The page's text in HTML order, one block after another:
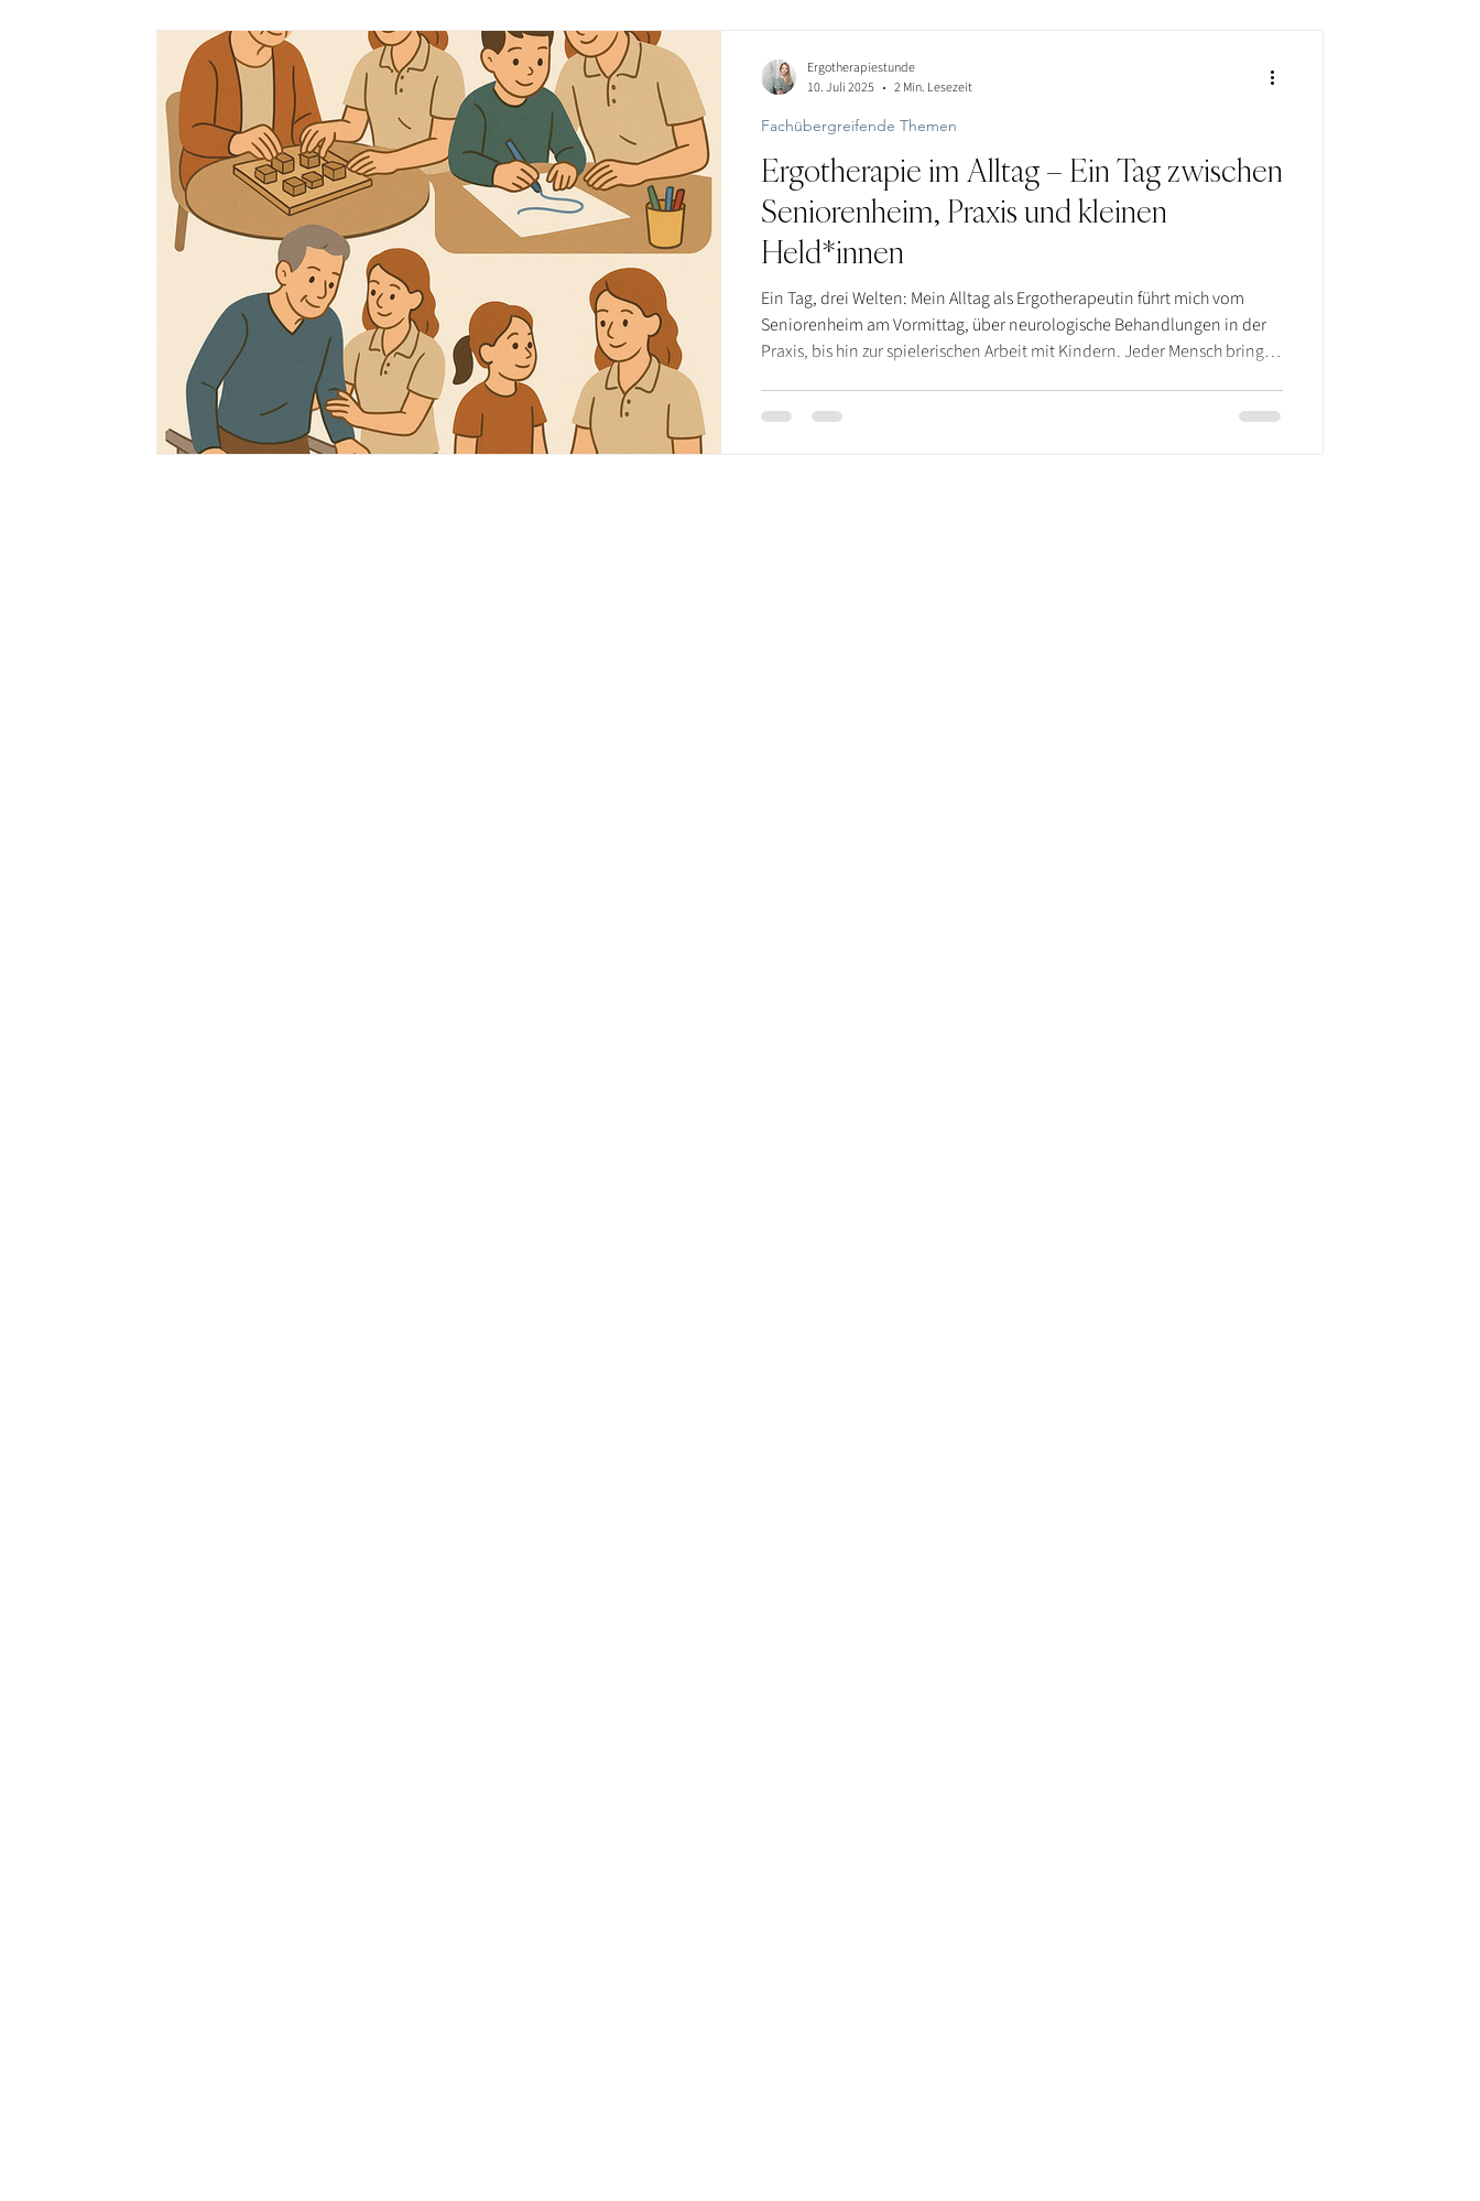
Ergotherapie im Alltag – Ein Tag zwischen
Seniorenheim, Praxis und kleinen
Held*innen
Ein Tag, drei Welten: Mein Alltag als Ergotherapeutin führt mich vom
Seniorenheim am Vormittag, über neurologische Behandlungen in der
Praxis, bis hin zur spielerischen Arbeit mit Kindern. Jeder Mensch bringt
Fachübergreifende Themen
Ergotherapiestunde
10. Juli 2025
2 Min. Lesezeit